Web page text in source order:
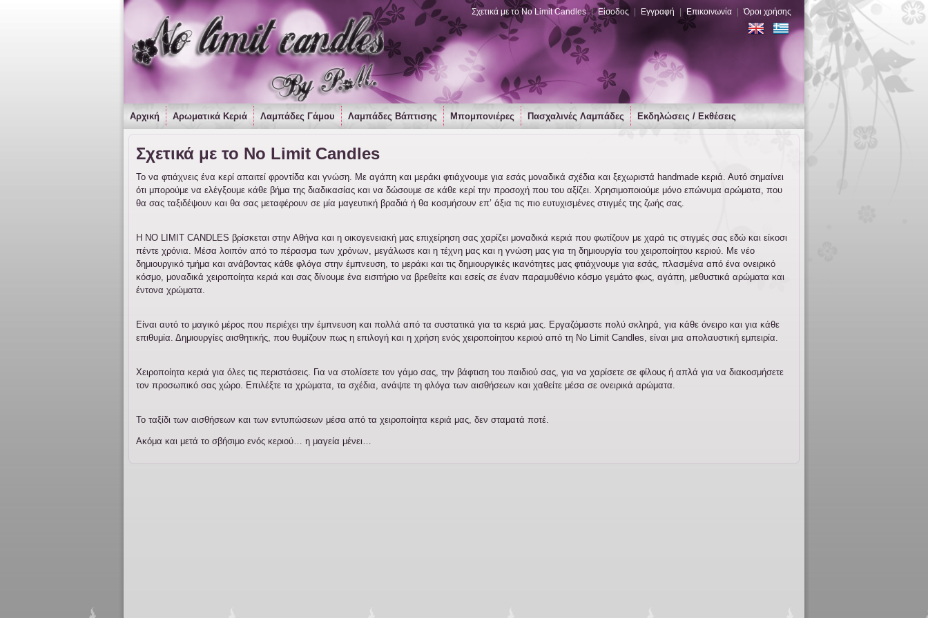
Σχετικά με το No Limit Candles | Είσοδος Εγγραφή Επικοινωνία Όροι χρήσης
Αρχική Αρωματικά Κεριά Λαμπάδες Γάμου Λαμπάδες Βάπτισης Μπομπονιέρες Πασχαλινές Λαμπάδες Εκδηλώσεις / Εκθέσεις
Σχετικά με το No Limit Candles
Το να φτιάχνεις ένα κερί απαιτεί φροντίδα και γνώση. Με αγάπη και μεράκι φτιάχνουμε για εσάς μοναδικά σχέδια και ξεχωριστά handmade κεριά. Αυτό σημαίνει
ότι μπορούμε να ελέγξουμε κάθε βήμα της διαδικασίας και να δώσουμε σε κάθε κερί την προσοχή που του αξίζει. Χρησιμοποιούμε μόνο επώνυμα αρώματα, που
θα σας ταξιδέψουν και θα σας μεταφέρουν σε μία μαγευτική βραδιά ή θα κοσμήσουν επ’ άξια τις πιο ευτυχισμένες στιγμές της ζωής σας.
Η NO LIMIT CANDLES βρίσκεται στην Αθήνα και η οικογενειακή μας επιχείρηση σας χαρίζει μοναδικά κεριά που φωτίζουν με χαρά τις στιγμές σας εδώ και είκοσι
πέντε χρόνια. Μέσα λοιπόν από το πέρασμα των χρόνων, μεγάλωσε και η τέχνη μας και η γνώση μας για τη δημιουργία του χειροποίητου κεριού. Με νέο
δημιουργικό τμήμα και ανάβοντας κάθε φλόγα στην έμπνευση, το μεράκι και τις δημιουργικές ικανότητες μας φτιάχνουμε για εσάς, πλασμένα από ένα ονειρικό
κόσμο, μοναδικά χειροποίητα κεριά και σας δίνουμε ένα εισιτήριο να βρεθείτε και εσείς σε έναν παραμυθένιο κόσμο γεμάτο φως, αγάπη, μεθυστικά αρώματα και
έντονα χρώματα.
Είναι αυτό το μαγικό μέρος που περιέχει την έμπνευση και πολλά από τα συστατικά για τα κεριά μας. Εργαζόμαστε πολύ σκληρά, για κάθε όνειρο και για κάθε
επιθυμία. Δημιουργίες αισθητικής, που θυμίζουν πως η επιλογή και η χρήση ενός χειροποίητου κεριού από τη No Limit Candles, είναι μια απολαυστική εμπειρία.
Χειροποίητα κεριά για όλες τις περιστάσεις. Για να στολίσετε τον γάμο σας, την βάφτιση του παιδιού σας, για να χαρίσετε σε φίλους ή απλά για να διακοσμήσετε
τον προσωπικό σας χώρο. Επιλέξτε τα χρώματα, τα σχέδια, ανάψτε τη φλόγα των αισθήσεων και χαθείτε μέσα σε ονειρικά αρώματα.
Το ταξίδι των αισθήσεων και των εντυπώσεων μέσα από τα χειροποίητα κεριά μας, δεν σταματά ποτέ.
Ακόμα και μετά το σβήσιμο ενός κεριού… η μαγεία μένει…